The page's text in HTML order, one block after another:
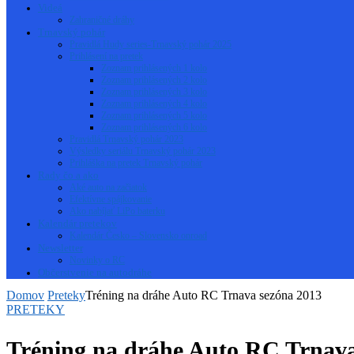
Videá
Zahraničné dráhy
Trnavský pohár
Pravidlá Hudy series-Trnavský pohár 2025
Prihlásení na pretek
Zoznam prihlásených 1 kolo
Zoznam prihlásených 2 kolo
Zoznam prihlásených 3 kolo
Zoznam prihlásených 4 kolo
Zoznam prihlásených 5 kolo
Zoznam prihlásených 6 kolo
Pravidlá Trnavský pohár 2023
Výsledky seriálu Trnavský pohár 2023
Prihláška na pretek Trnavský pohár
Rady čo a ako
Aké auto na začiatok
Efektívne spájkovanie
Ako nabíjať LiPo baterku
Kalendár pretekov
Kalendár Česko – Slovensko onroad
Newsletter
Novinky o RC
Občerstvenie na autodráhe
Domov PretekyTréning na dráhe Auto RC Trnava sezóna 2013
PRETEKY